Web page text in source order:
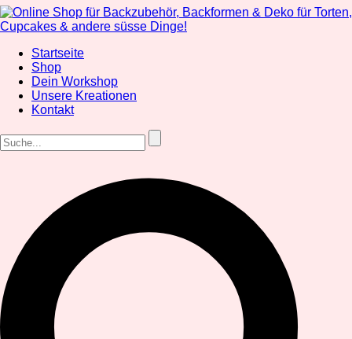
Startseite
Shop
Dein Workshop
Unsere Kreationen
Kontakt